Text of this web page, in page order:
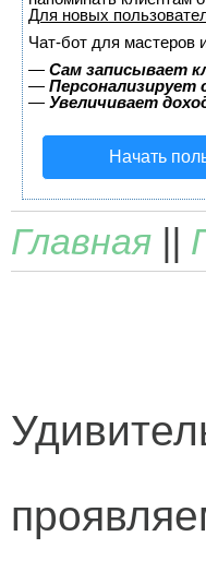
Для новых
Чат-бот для мастеров
— Сам записывает
— Персонализирует
— Увеличивает
Начать
Главная ||